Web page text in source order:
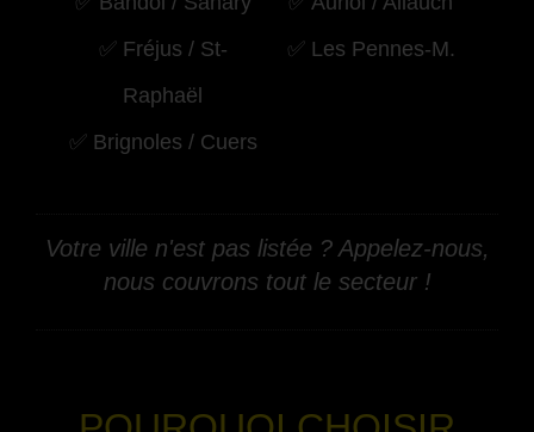
✅ Fréjus / St-
Raphaël
✅ Brignoles / Cuers
✅ Les Pennes-M.
Votre ville n'est pas listée ? Appelez-nous,
nous couvrons tout le secteur !